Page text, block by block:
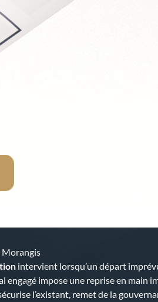
recherchées :
et sens des enjeux métier
à vulgariser les sujets techniques
et orienté résultats
et gestion de la complexité
Morangis
intervient lorsqu’un départ
engagé impose une reprise en main
l’existant, remet de la